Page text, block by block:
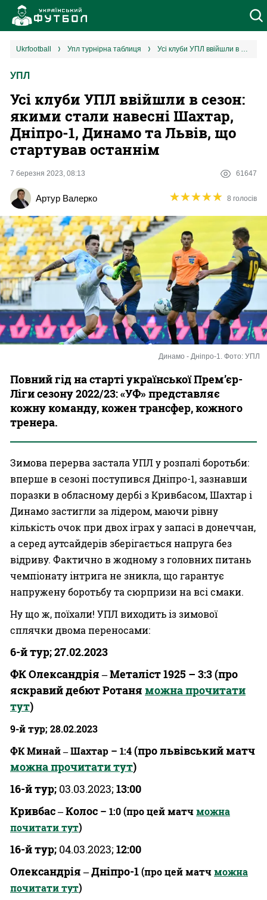
Новини
Єврокубки
УПЛ
Різне
Букмекери
Казино
ukrfootball упл турнірна таблиця Усі клуби УПЛ ввійшли в сезон: якими стали навесні Шахтар, Дніпро-1, Динамо та Львів, що стартував останнім
УПЛ
Усі клуби УПЛ ввійшли в сезон:
якими стали навесні Шахтар,
Дніпро-1, Динамо та Львів, що
стартував останнім
7 березня 2023, 08:13 61647
Артур Валерко ★★★★★
★★★★★ 8 голосів
Динамо - Дніпро-1. Фото: УПЛ
Повний гід на старті української Прем’єр-
Ліги сезону 2022/23: «УФ» представляє
кожну команду, кожен трансфер, кожного
тренера.
Зимова перерва застала УПЛ у розпалі боротьби:
вперше в сезоні поступився Дніпро-1, зазнавши
поразки в обласному дербі з Кривбасом, Шахтар і
Динамо застигли за лідером, маючи рівну
кількість очок при двох іграх у запасі в донеччан,
а серед аутсайдерів зберігається напруга без
відриву. Фактично в жодному з головних питань
чемпіонату інтрига не зникла, що гарантує
напружену боротьбу та сюрпризи на всі смаки.
Ну що ж, поїхали! УПЛ виходить із зимової
сплячки двома переносами:
6-й тур; 27.02.2023
ФК Олександрія ‒ Металіст 1925 – 3:3 (про
яскравий дебют Ротаня можна прочитати
тут)
9-й тур; 28.02.2023
ФК Минай ‒ Шахтар – 1:4(про львівський матч
можна прочитати тут)
16-й тур; 03.03.2023; 13:00
Кривбас ‒ Колос – 1:0 (про цей матчможна
почитати тут)
16-й тур; 04.03.2023; 12:00
Олександрія ‒ Дніпро-1(про цей матчможна
почитати тут)